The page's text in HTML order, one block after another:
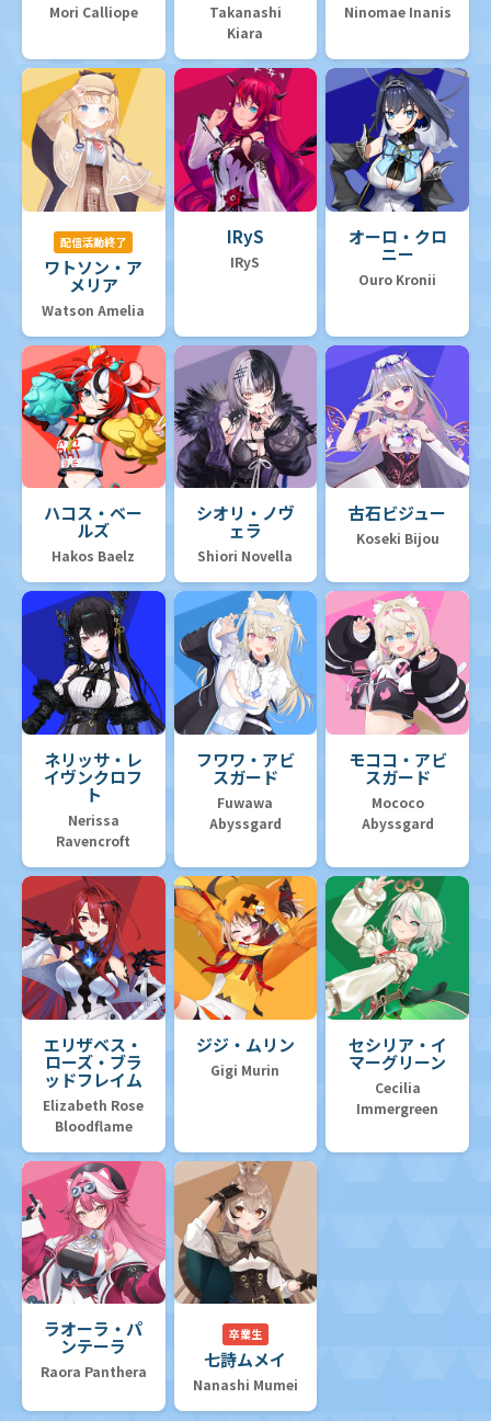
Mori Calliope
Takanashi
Kiara
Ninomae Inanis
配信活動終了
ワトソン・ア
メリア
Watson Amelia
IRyS
IRyS
オーロ・クロ
ニー
Ouro Kronii
ハコス・ベー
ルズ
Hakos Baelz
シオリ・ノヴ
ェラ
Shiori Novella
古石ビジュー
Koseki Bijou
ネリッサ・レ
イヴンクロフ
ト
Nerissa
Ravencroft
フワワ・アビ
スガード
Fuwawa
Abyssgard
モココ・アビ
スガード
Mococo
Abyssgard
エリザベス・
ローズ・ブラ
ッドフレイム
Elizabeth Rose
Bloodflame
ジジ・ムリン
Gigi Murin
セシリア・イ
マーグリーン
Cecilia
Immergreen
ラオーラ・パ
ンテーラ
Raora Panthera
卒業生
七詩ムメイ
Nanashi Mumei